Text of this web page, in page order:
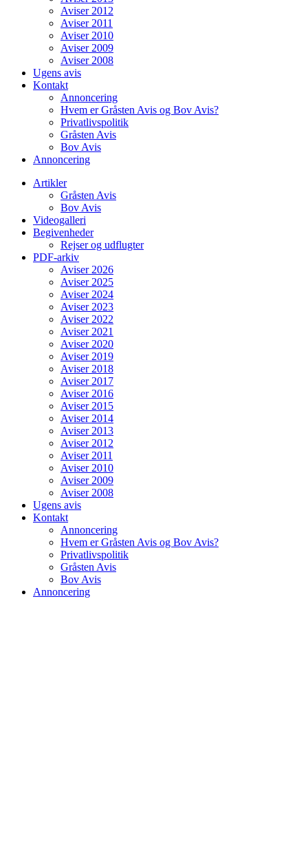
Aviser 2012
Aviser 2011
Aviser 2010
Aviser 2009
Aviser 2008
Ugens avis
Kontakt
Annoncering
Hvem er Gråsten Avis og Bov Avis?
Privatlivspolitik
Gråsten Avis
Bov Avis
Annoncering
Artikler
Gråsten Avis
Bov Avis
Videogalleri
Begivenheder
Rejser og udflugter
PDF-arkiv
Aviser 2026
Aviser 2025
Aviser 2024
Aviser 2023
Aviser 2022
Aviser 2021
Aviser 2020
Aviser 2019
Aviser 2018
Aviser 2017
Aviser 2016
Aviser 2015
Aviser 2014
Aviser 2013
Aviser 2012
Aviser 2011
Aviser 2010
Aviser 2009
Aviser 2008
Ugens avis
Kontakt
Annoncering
Hvem er Gråsten Avis og Bov Avis?
Privatlivspolitik
Gråsten Avis
Bov Avis
Annoncering